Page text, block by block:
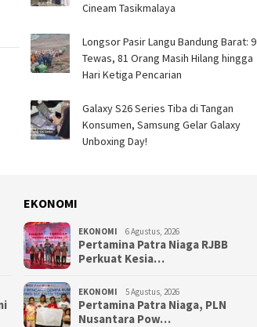
Cineam Tasikmalaya
Longsor Pasir Langu Bandung Barat: 9
Tewas, 81 Orang Masih Hilang hingga
Hari Ketiga Pencarian
Galaxy S26 Series Tiba di Tangan
Konsumen, Samsung Gelar Galaxy
Unboxing Day!
EKONOMI
EKONOMI 6 Agustus, 2026
Pertamina Patra Niaga RJBB
Perkuat Kesia…
EKONOMI 5 Agustus, 2026
Pertamina Patra Niaga, PLN
Nusantara Pow…